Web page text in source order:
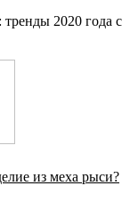
2020 года с
из меха рыси?